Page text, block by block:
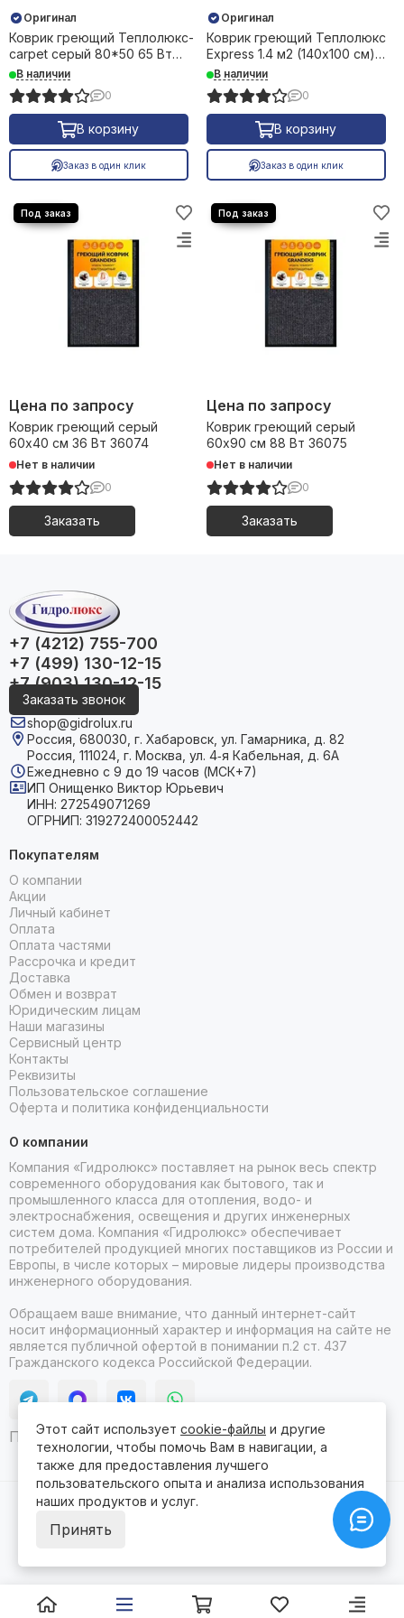
Оригинал
Коврик греющий Теплолюкс-
carpet серый 80*50 65 Вт
24657
В наличии
0
В корзину
Заказ в один клик
Оригинал
Коврик греющий Теплолюкс
Express 1.4 м2 (140х100 см)
150Вт 37275
В наличии
0
В корзину
Заказ в один клик
Цена по запросу
Коврик греющий серый
60х40 см 36 Вт 36074
Нет в наличии
0
Заказать
Цена по запросу
Коврик греющий серый
60х90 см 88 Вт 36075
Нет в наличии
0
Заказать
+7 (4212) 755-700
+7 (499) 130-12-15
+7 (903) 130-12-15
Заказать звонок
shop@gidrolux.ru
Россия, 680030, г. Хабаровск, ул. Гамарника, д. 82
Россия, 111024, г. Москва, ул. 4‑я Кабельная, д. 6А
Ежедневно с 9 до 19 часов (МСК+7)
ИП Онищенко Виктор Юрьевич
ИНН: 272549071269
ОГРНИП: 319272400052442
Покупателям
О компании
Акции
Личный кабинет
Оплата
Оплата частями
Рассрочка и кредит
Доставка
Обмен и возврат
Юридическим лицам
Наши магазины
Сервисный центр
Контакты
Реквизиты
Пользовательское соглашение
Оферта и политика конфиденциальности
О компании
Компания «Гидролюкс» поставляет на рынок весь спектр
современного оборудования как бытового, так и
промышленного класса для отопления, водо- и
электроснабжения, освещения и других инженерных
систем дома. Компания «Гидролюкс» обеспечивает
потребителей продукцией многих поставщиков из России и
Европы, в числе которых – мировые лидеры производства
инженерного оборудования.
Обращаем ваше внимание, что данный интернет-сайт
носит информационный характер и информация на сайте не
является публичной офертой в понимании п.2 ст. 437
Гражданского кодекса Российской Федерации.
Продвижение сайта itb
2026 © Гидролюкс.
Сделано в
Этот сайт использует cookie-файлы и другие
технологии, чтобы помочь Вам в навигации, а
также для предоставления лучшего
пользовательского опыта и анализа использования
наших продуктов и услуг.
Принять